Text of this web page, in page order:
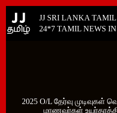
content
JJ SRI LANKA TAMIL
24*7 TAMIL NEWS
2025 O/L தேர்வு முடிவுகள்
மாணவர்கள்